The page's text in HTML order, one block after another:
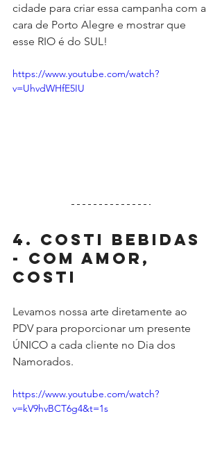
cidade para criar essa campanha com a
cara de Porto Alegre e mostrar que
esse RIO é do SUL!
https://www.youtube.com/watch?
v=UhvdWHfE5IU
4. Costi Bebidas
- Com amor,
Costi
Levamos nossa arte diretamente ao
PDV para proporcionar um presente
ÚNICO a cada cliente no Dia dos
Namorados.
https://www.youtube.com/watch?
v=kV9hvBCT6g4&t=1s